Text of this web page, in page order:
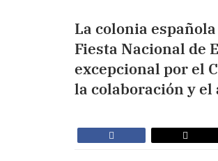
La colonia
Fiesta Nacional de
excepcional por el
la colaboración y el